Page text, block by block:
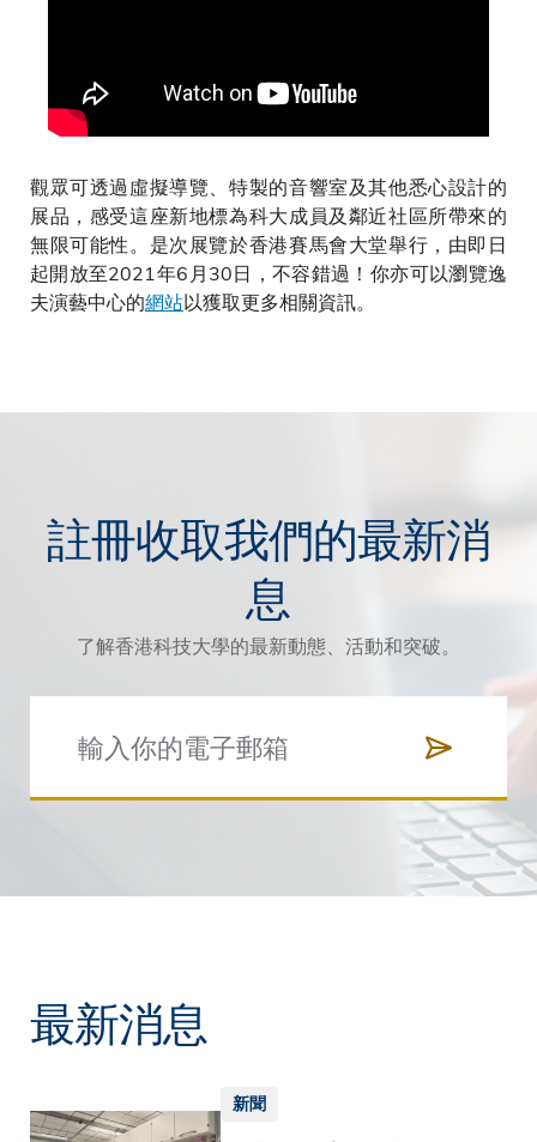
觀眾可透過虛擬導覽、特製的音響室及其他悉心設計的
展品，感受這座新地標為科大成員及鄰近社區所帶來的
無限可能性。是次展覽於香港賽馬會大堂舉行，由即日
起開放至2021年6月30日，不容錯過！你亦可以瀏覽逸
夫演藝中心的網站以獲取更多相關資訊。
註冊收取我們的最新消
息
了解香港科技大學的最新動態、活動和突破。
最新消息
新聞